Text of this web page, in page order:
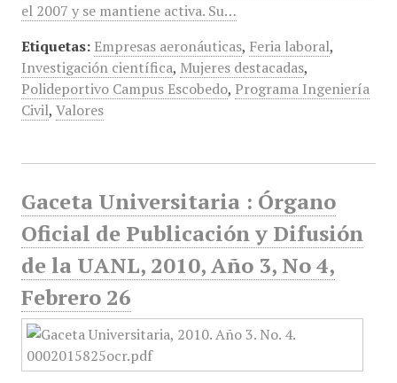
el 2007 y se mantiene activa. Su…
Etiquetas: Empresas aeronáuticas, Feria laboral,
Investigación científica, Mujeres destacadas,
Polideportivo Campus Escobedo, Programa Ingeniería
Civil, Valores
Gaceta Universitaria : Órgano
Oficial de Publicación y Difusión
de la UANL, 2010, Año 3, No 4,
Febrero 26